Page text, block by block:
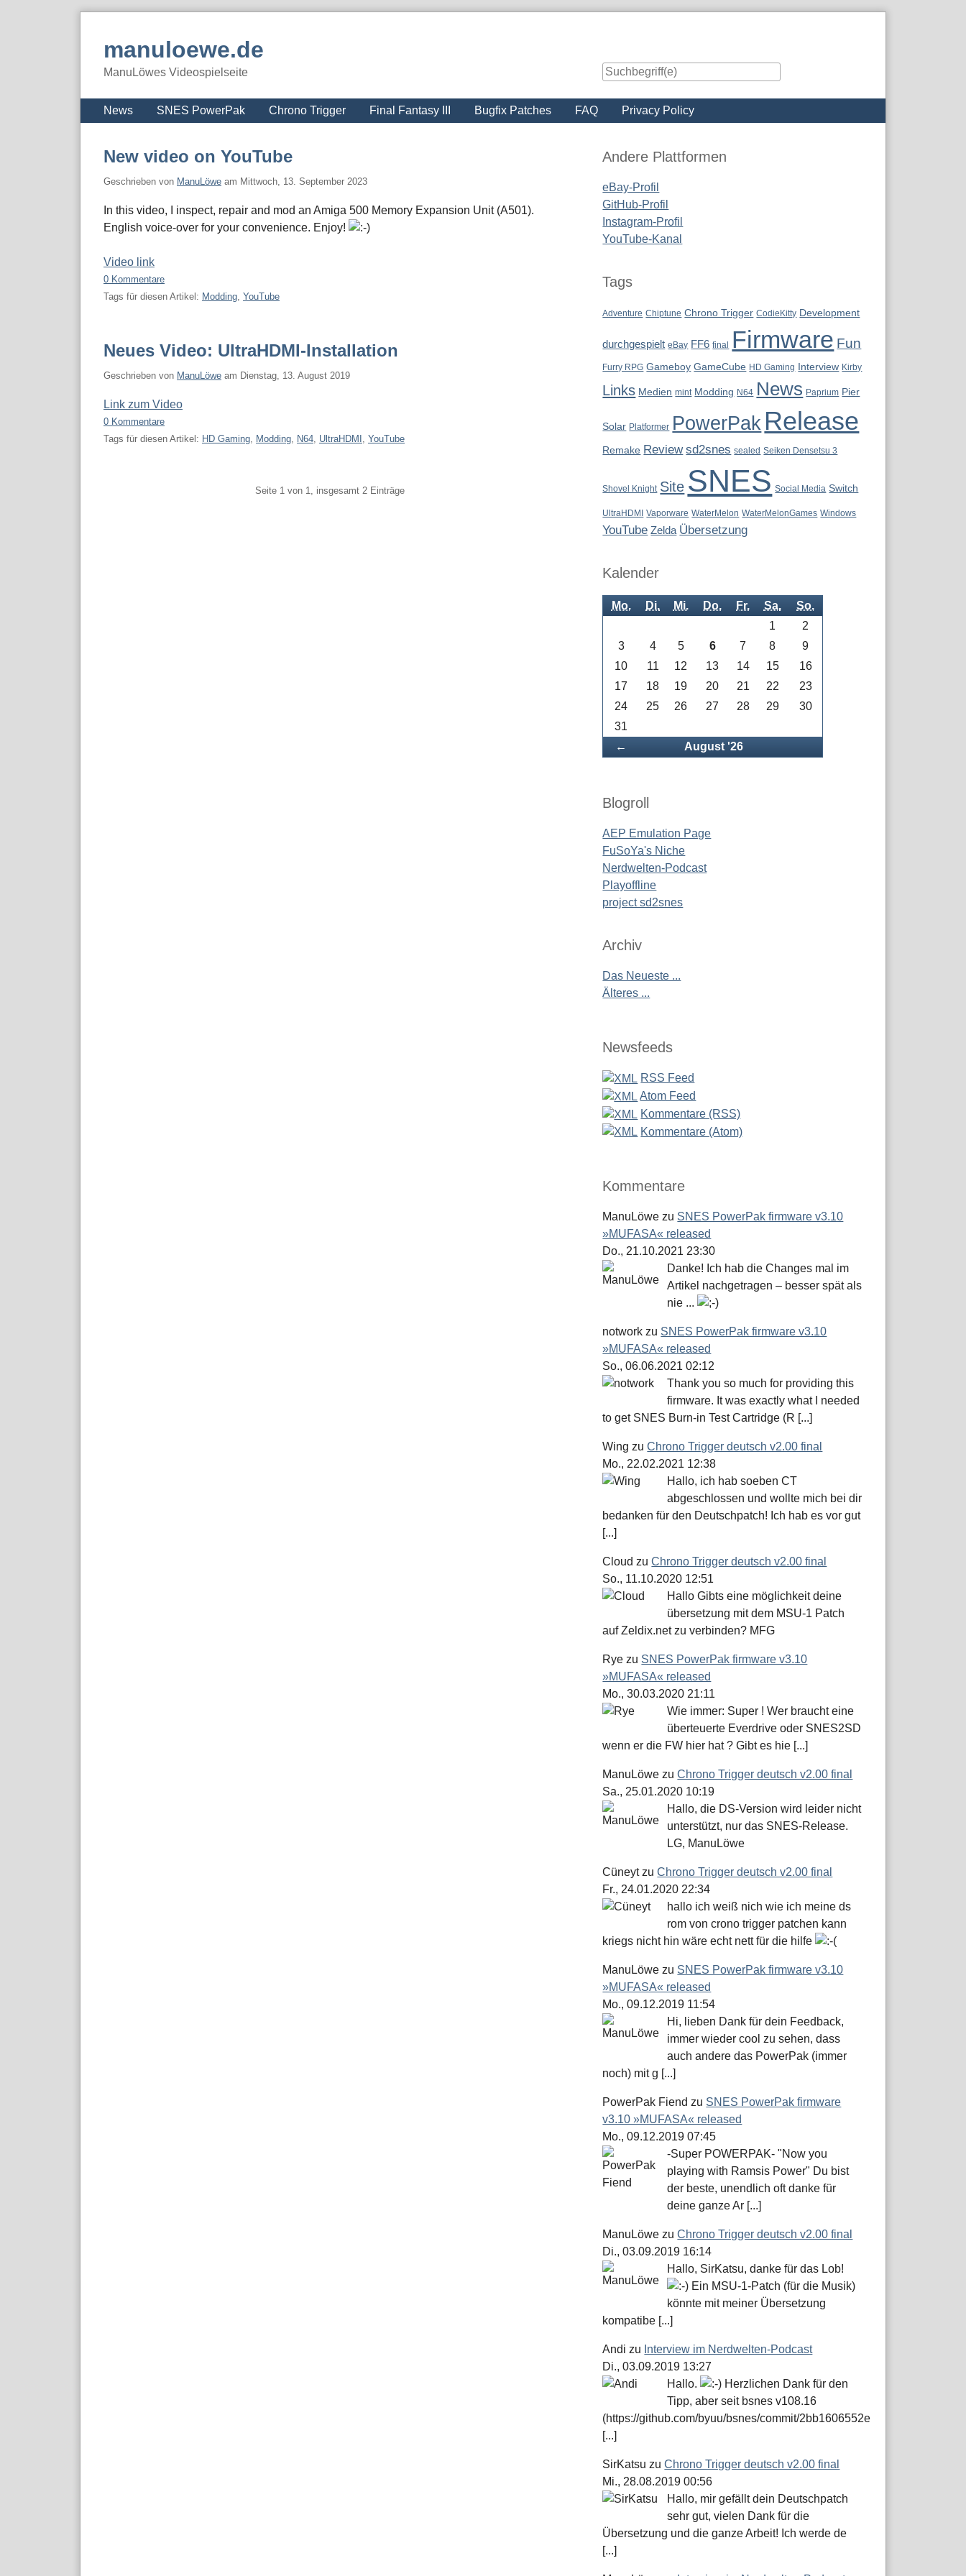
manuloewe.de
ManuLöwes Videospielseite
Navigation
News SNES PowerPak Chrono Trigger Final Fantasy III Bugfix Patches FAQ Privacy Policy
New video on YouTube
Geschrieben von ManuLöwe am Mittwoch, 13. September 2023
In this video, I inspect, repair and mod an Amiga 500 Memory Expansion Unit (A501).
English voice-over for your convenience. Enjoy!
Video link
0 Kommentare
Tags für diesen Artikel: Modding, YouTube
Neues Video: UltraHDMI-Installation
Geschrieben von ManuLöwe am Dienstag, 13. August 2019
Link zum Video
0 Kommentare
Tags für diesen Artikel: HD Gaming, Modding, N64, UltraHDMI , YouTube
Seite 1 von 1, insgesamt 2 Einträge
Seitenleiste
Andere Plattformen
eBay-Profil
GitHub-Profil
Instagram-Profil
YouTube-Kanal
Tags
Adventure Chiptune Chrono Trigger CodieKitty Development
durchgespielt eBay FF6 final Firmware Fun
Furry RPG Gameboy GameCube HD Gaming Interview Kirby
Links Medien mint Modding N64 News Paprium Pier
Solar Platformer PowerPak Release
Remake Review sd2snes sealed Seiken Densetsu 3
Shovel Knight Site SNES Social Media Switch
UltraHDMI Vaporware WaterMelon WaterMelonGames Windows
YouTube Zelda Übersetzung
Kalender
Mo. Di. Mi. Do. Fr. Sa. So.
← August '26
1
2
3
4 5 6 7 8
9
10
11 12 13 14 15
16
17
18 19 20 21 22
23
24
25 26 27 28 29
30
31
Blogroll
AEP Emulation Page
FuSoYa's Niche
Nerdwelten-Podcast
Playoffline
project sd2snes
Archiv
Das Neueste ...
Älteres ...
Newsfeeds
RSS Feed
Atom Feed
Kommentare (RSS)
Kommentare (Atom)
Kommentare
ManuLöwe zu SNES PowerPak firmware v3.10
»MUFASA« released
Do., 21.10.2021 23:30
Danke! Ich hab die Changes mal im
Artikel nachgetragen – besser spät als
nie ...
notwork zu SNES PowerPak firmware v3.10
»MUFASA« released
So., 06.06.2021 02:12
Thank you so much for providing this
firmware. It was exactly what I needed
to get SNES Burn-in Test Cartridge (R [...]
Wing zuChrono Trigger deutsch v2.00 final
Mo., 22.02.2021 12:38
Hallo, ich hab soeben CT
abgeschlossen und wollte mich bei dir
bedanken für den Deutschpatch! Ich hab es vor gut
[...]
Cloud zuChrono Trigger deutsch v2.00 final
So., 11.10.2020 12:51
Hallo Gibts eine möglichkeit deine
übersetzung mit dem MSU-1 Patch
auf Zeldix.net zu verbinden? MFG
Rye zu SNES PowerPak firmware v3.10
»MUFASA« released
Mo., 30.03.2020 21:11
Wie immer: Super ! Wer braucht eine
überteuerte Everdrive oder SNES2SD
wenn er die FW hier hat ? Gibt es hie [...]
ManuLöwe zuChrono Trigger deutsch v2.00 final
Sa., 25.01.2020 10:19
Hallo, die DS-Version wird leider nicht
unterstützt, nur das SNES-Release.
LG, ManuLöwe
CüneytzuChrono Trigger deutsch v2.00 final
Fr., 24.01.2020 22:34
hallo ich weiß nich wie ich meine ds
rom von crono trigger patchen kann
kriegs nicht hin wäre echt nett für die hilfe
ManuLöwe zu SNES PowerPak firmware v3.10
»MUFASA« released
Mo., 09.12.2019 11:54
Hi, lieben Dank für dein Feedback,
immer wieder cool zu sehen, dass
auch andere das PowerPak (immer
noch) mit g [...]
PowerPak Fiend zu SNES PowerPak firmware
v3.10 »MUFASA« released
Mo., 09.12.2019 07:45
-Super POWERPAK- "Now you
playing with Ramsis Power" Du bist
der beste, unendlich oft danke für
deine ganze Ar [...]
ManuLöwe zuChrono Trigger deutsch v2.00 final
Di., 03.09.2019 16:14
Hallo, SirKatsu, danke für das Lob!
Ein MSU-1-Patch (für die Musik)
könnte mit meiner Übersetzung
kompatibe [...]
Andi zu Interview im Nerdwelten-Podcast
Di., 03.09.2019 13:27
Hallo.
Herzlichen Dank für den
Tipp, aber seit bsnes v108.16
(https://github.com/byuu/bsnes/commit/2bb1606552e
[...]
SirKatsu zuChrono Trigger deutsch v2.00 final
Mi., 28.08.2019 00:56
Hallo, mir gefällt dein Deutschpatch
sehr gut, vielen Dank für die
Übersetzung und die ganze Arbeit! Ich werde de
[...]